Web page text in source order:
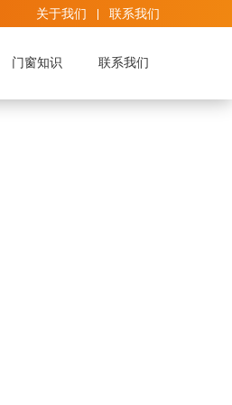
关于我们 联系我们
门窗知识 联系我们